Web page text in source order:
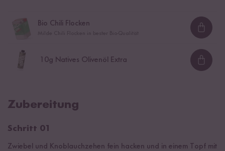
Bio Chili Flocken
10g Natives Olivenöl Extra
Zubereitung
Schritt 01
Zwiebel und Knoblauchzehen fein hacken und in einem Topf mit